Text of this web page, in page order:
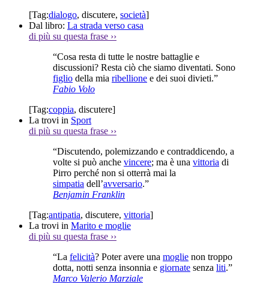
[Tag:dialogo, discutere, società]
Dal libro: La strada verso casa
di più su questa frase ››
“Cosa resta di tutte le nostre battaglie e
discussioni? Resta ciò che siamo diventati. Sono
figlio della mia ribellione e dei suoi divieti.”
Fabio Volo
[Tag:coppia, discutere]
La trovi in Sport
di più su questa frase ››
“Discutendo, polemizzando e contraddicendo, a
volte si può anche vincere; ma è una vittoria di
Pirro perché non si otterrà mai la
simpatia dell’avversario.”
Benjamin Franklin
[Tag:antipatia, discutere, vittoria]
La trovi in Marito e moglie
di più su questa frase ››
“La felicità? Poter avere una moglie non troppo
dotta, notti senza insonnia e giornate senza liti.”
Marco Valerio Marziale